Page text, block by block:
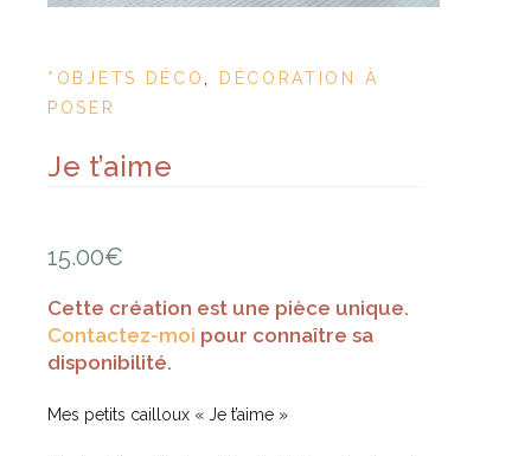
*OBJETS DÉCO
DÉCORATION À
POSER
Je t’aime
15.00€
Cette création est une pièce unique.
Contactez-moi pour connaître sa
disponibilité.
Mes petits cailloux « Je t’aime »